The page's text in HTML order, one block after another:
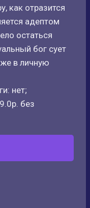
как отразится
адептом
остаться
бог сует
в личную
нет;
без